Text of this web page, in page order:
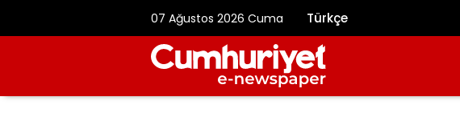
07 Ağustos 2026 Cuma Türkçe